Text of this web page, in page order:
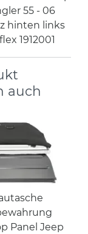
55 - 06
hinten links
1912001
auch
Panel Jeep